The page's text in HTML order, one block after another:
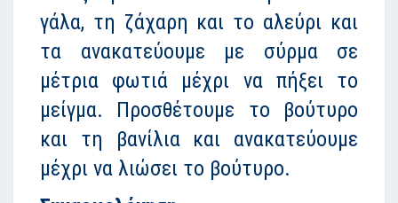
γάλα, τη ζάχαρη και το αλεύρι και
τα ανακατεύουμε με σύρμα σε
μέτρια φωτιά μέχρι να πήξει το
μείγμα. Προσθέτουμε το βούτυρο
και τη βανίλια και ανακατεύουμε
μέχρι να λιώσει το βούτυρο.